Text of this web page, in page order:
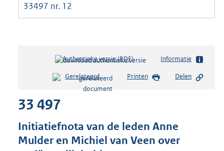
33497 nr. 12
Authentieke versie (PDF)b
s
d
s
g
Informatie
Gerelateerd Printen Delen
33 497
Initiatiefnota van de leden Anne
Mulder en Michiel van Veen over